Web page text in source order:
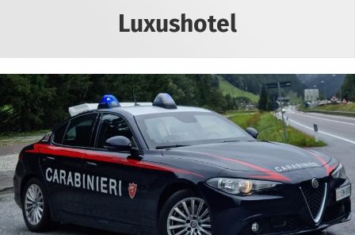
Luxushotel